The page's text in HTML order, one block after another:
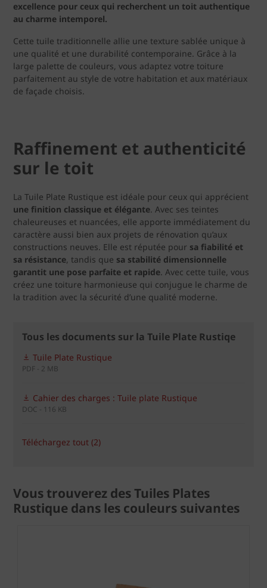
excellence pour ceux qui recherchent un toit authentique
au charme intemporel.
Cette tuile traditionnelle allie une texture sablée unique à
une qualité et une durabilité contemporaine. Grâce à la
large palette de couleurs, vous adaptez votre toiture
parfaitement au style de votre habitation et aux matériaux
de façade choisis.
Raffinement et authenticité
sur le toit
La Tuile Plate Rustique est idéale pour ceux qui apprécient
une finition classique et élégante. Avec ses teintes
chaleureuses et nuancées, elle apporte immédiatement du
caractère aussi bien aux projets de rénovation qu’aux
constructions neuves. Elle est réputée pour sa fiabilité et
sa résistance, tandis que sa stabilité dimensionnelle
garantit une pose parfaite et rapide. Avec cette tuile, vous
créez une toiture harmonieuse qui conjugue le charme de
la tradition avec la sécurité d’une qualité moderne.
Tous les documents sur la Tuile Plate Rustiqe
Tuile Plate Rustique
PDF - 2 MB
Cahier des charges : Tuile plate Rustique
DOC - 116 KB
Téléchargez tout (2)
Vous trouverez des Tuiles Plates
Rustique dans les couleurs suivantes